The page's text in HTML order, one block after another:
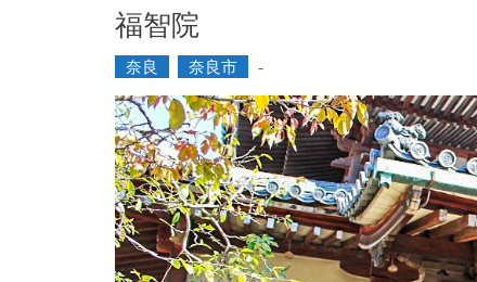
福智院
奈良 奈良市 -